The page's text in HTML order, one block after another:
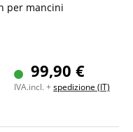
per mancini
e diapason
99,90 €
IVA.incl. +spedizione (IT)